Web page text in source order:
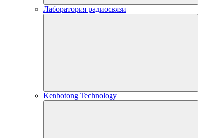
Лаборатория радиосвязи
Kenbotong Technology